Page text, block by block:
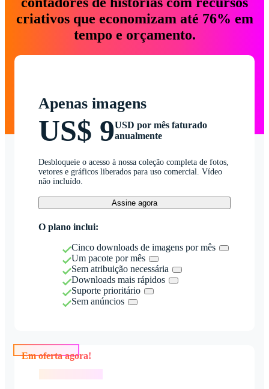
criativos que economizam até 76% em
tempo e orçamento.
Apenas imagens
US$ 9USD por mês faturado
anualmente
Desbloqueie o acesso à nossa coleção completa de fotos,
vetores e gráficos liberados para uso comercial. Vídeo
não incluído.
Assine agora
O plano inclui:
Cinco downloads de imagens por mês
Um pacote por mês
Sem atribuição necessária
Downloads mais rápidos
Suporte prioritário
Sem anúncios